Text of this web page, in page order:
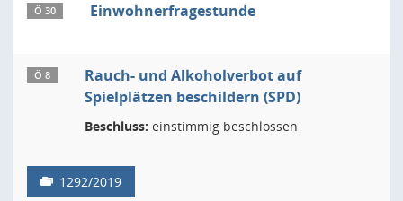
Ö 30 Einwohnerfragestunde
Ö 8
Rauch- und Alkoholverbot auf
Spielplätzen beschildern (SPD)
Beschluss: einstimmig beschlossen
1292/2019